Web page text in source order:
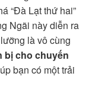
“Đà Lạt thứ hai”
Ngãi này diễn ra
là vô cùng
bị cho chuyến
bạn có một trải